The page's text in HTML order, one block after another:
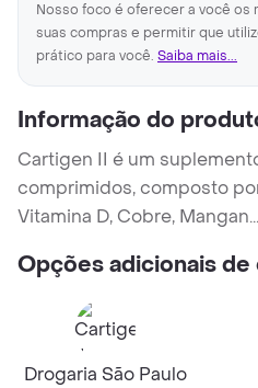
Nosso foco é oferecer a você
suas compras e permitir que
prático para você. Saiba mais...
Informação do
Cartigen II é um
comprimidos, composto
Vitamina D, Cobre, Mangan...
Opções adicionais de
Drogaria São Paulo